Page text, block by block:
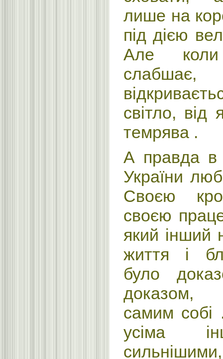
лише на
під дією
Але
слабшає,
світло, від
темрява .
А правда
України
Своєю
своєю
який інший
життя і
було
доказом,
самим собі
усіма